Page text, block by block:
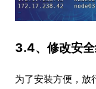
3.4、修改安
为了安装方便，放